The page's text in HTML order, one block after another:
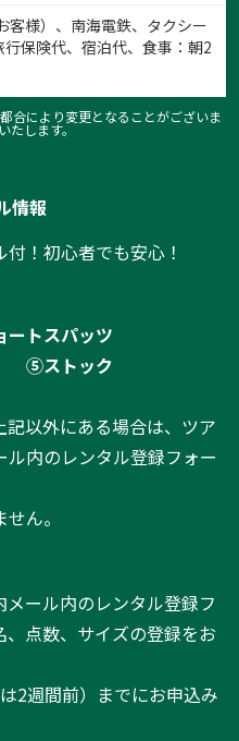
客様）、南海電鉄、タクシー
保険代、宿泊代、食事：朝2
合により変更となることがございま
たします。
情報
！初心者でも安心！
トスパッツ
⑤ストック
以外にある場合は、ツア
内のレンタル登録フォー
ん。
ール内のレンタル登録フ
点数、サイズの登録をお
2週間前）までにお申込み